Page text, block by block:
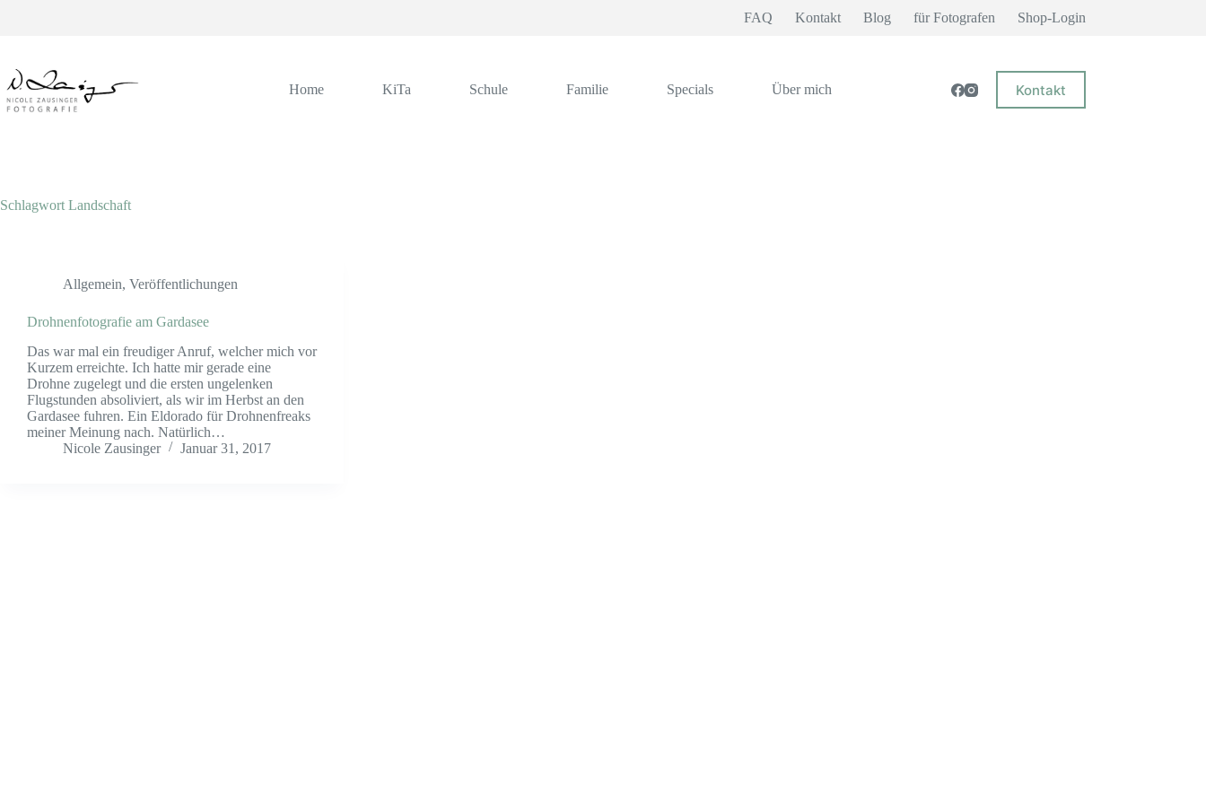
FAQ Kontakt Blog für Fotografen Shop-Login
Home KiTa Schule Familie Specials Über mich Kontakt
Schlagwort Landschaft
Allgemein, Veröffentlichungen
Drohnenfotografie am Gardasee
Das war mal ein freudiger Anruf, welcher mich vor
Kurzem erreichte. Ich hatte mir gerade eine
Drohne zugelegt und die ersten ungelenken
Flugstunden absoliviert, als wir im Herbst an den
Gardasee fuhren. Ein Eldorado für Drohnenfreaks
meiner Meinung nach. Natürlich…
Nicole Zausinger
Januar 31, 2017